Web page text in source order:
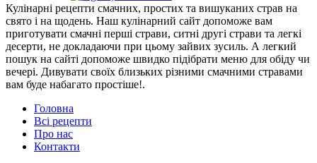
Кулінарні рецепти смачних, простих та вишуканих страв на
свято і на щодень. Наш кулінарний сайт допоможе вам
приготувати смачні перші страви, ситні другі страви та легкі
десерти, не докладаючи при цьому зайвих зусиль. А легкий
пошук на сайті допоможе швидко підібрати меню для обіду чи
вечері. Дивувати своїх близьких різними смачними стравами
вам буде набагато простіше!.
Головна
Всі рецепти
Про нас
Контакти